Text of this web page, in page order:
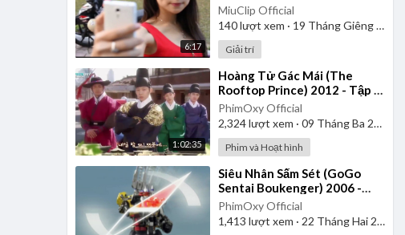
6:17
MiuClip Official
140lượt xem · 19 Tháng Giêng 2025
Giải trí
1:02:35
⁣Hoàng Tử Gác Mái (The
Rooftop Prince) 2012 - Tập 1
| Lồng Tiếng
PhimOxy Official
2,324lượt xem · 09 Tháng Ba 2025
Phim và Hoạt hình
⁣Siêu Nhân Sấm Sét (GoGo
Sentai Boukenger) 2006 -
Tập 2 | Thuyết Minh
PhimOxy Official
1,413 lượt xem · 22 Tháng Hai 2025